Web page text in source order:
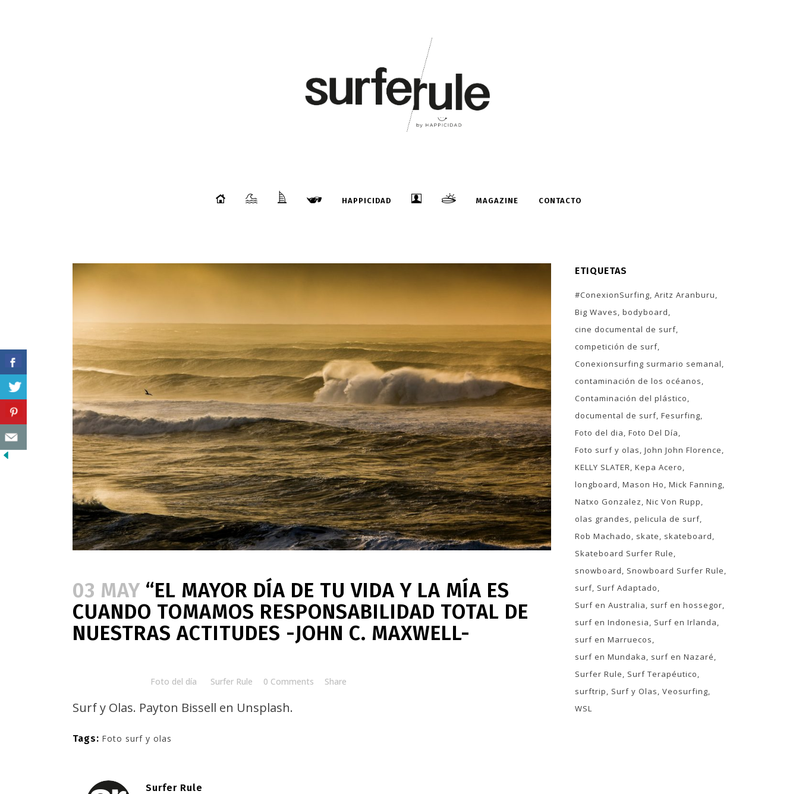
HAPPICIDAD MAGAZINE CONTACTO
03 MAY “EL MAYOR DÍA DE TU VIDA Y LA MÍA ES
CUANDO TOMAMOS RESPONSABILIDAD TOTAL DE
NUESTRAS ACTITUDES -JOHN C. MAXWELL-
Foto del día Surfer Rule 0 Comments Share
Surf y Olas. Payton Bissell en Unsplash.
Tags: Foto surf y olas
Surfer Rule
ETIQUETAS
#ConexionSurfing Aritz Aranburu
Big Waves bodyboard
cine documental de surf
competición de surf
Conexionsurfing surmario semanal
contaminación de los océanos
Contaminación del plástico
documental de surf Fesurfing
Foto del dia Foto Del Día
Foto surf y olas John John Florence
KELLY SLATER Kepa Acero
longboard Mason Ho Mick Fanning
Natxo Gonzalez Nic Von Rupp
olas grandes pelicula de surf
Rob Machado
skate
skateboard
Skateboard Surfer Rule
snowboard
Snowboard Surfer Rule
surf Surf Adaptado
Surf en Australia
surf en hossegor
surf en Indonesia
Surf en Irlanda
surf en Marruecos
surf en Mundaka
surf en Nazaré
Surfer Rule
Surf Terapéutico
surftrip
Surf y Olas Veosurfing
WSL